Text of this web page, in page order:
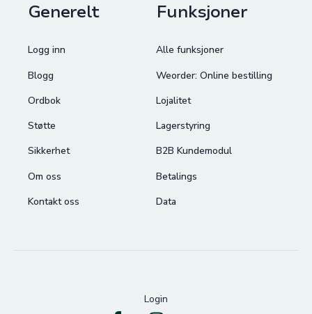
Generelt
Logg inn
Blogg
Ordbok
Støtte
Sikkerhet
Om oss
Kontakt oss
Funksjoner
Alle funksjoner
Weorder: Online bestilling
Lojalitet
Lagerstyring
B2B Kundemodul
Betalings
Data
Login